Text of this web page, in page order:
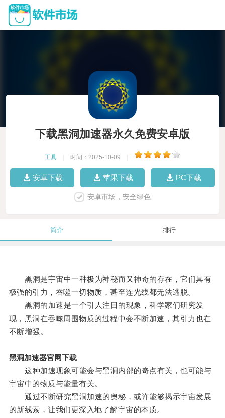
下载黑洞加速器永久免费安卓版
工具 时间：2025-10-09
安卓下载 苹果下载 PC下载
安卓市场，安全绿色
简介 排行
黑洞是宇宙中一种极为神秘而又神奇的存在，它们具有
极强的引力，吞噬一切物质，甚至连光线都无法逃脱。
黑洞的加速是一个引人注目的现象，科学家们研究发
现，黑洞在吞噬周围物质的过程中会不断加速，其引力也在
不断增强。
黑洞加速器官网下载
这种加速现象可能会与黑洞内部的奇点有关，也可能与
宇宙中的物质与能量有关。
通过不断研究黑洞加速的奥秘，或许能够揭示宇宙发展
的新线索，让我们更深入地了解宇宙的本质。